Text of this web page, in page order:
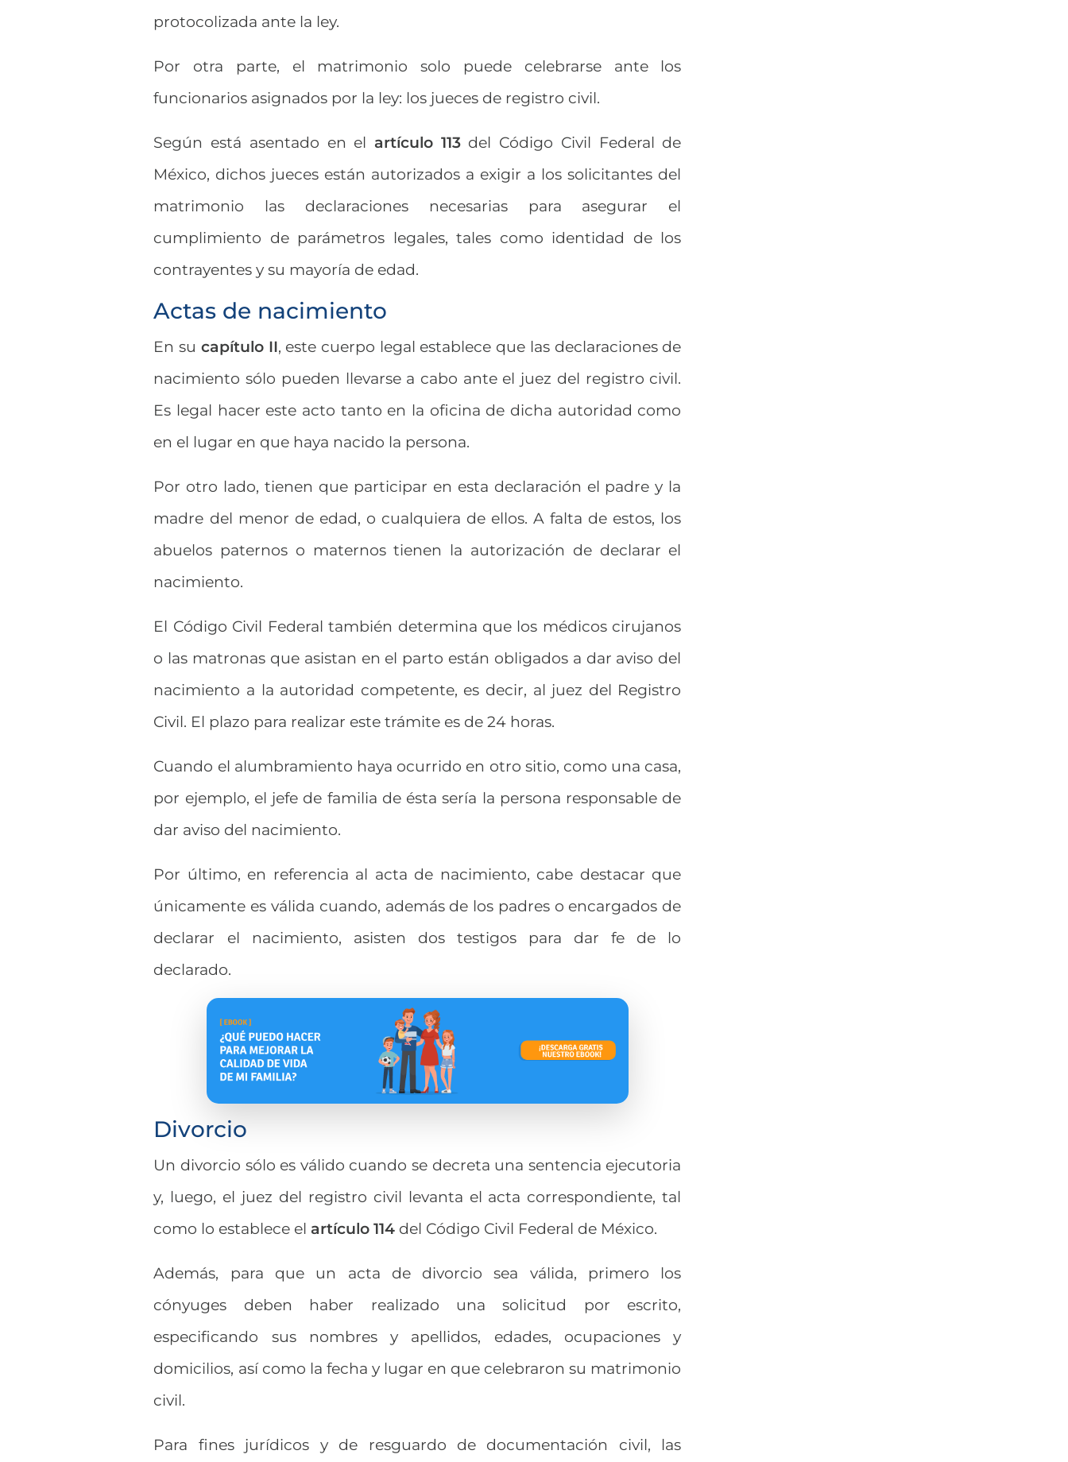
protocolizada ante la ley.
Por otra parte, el matrimonio solo puede celebrarse ante los
funcionarios asignados por la ley: los jueces de registro civil.
Según está asentado en el artículo 113del Código Civil Federal de
México, dichos jueces están autorizados a exigir a los solicitantes del
matrimonio las declaraciones necesarias para asegurar el
cumplimiento de parámetros legales, tales como identidad de los
contrayentes y su mayoría de edad.
Actas de nacimiento
En su capítulo II, este cuerpo legal establece que las declaraciones de
nacimiento sólo pueden llevarse a cabo ante el juez del registro civil.
Es legal hacer este acto tanto en la oficina de dicha autoridad como
en el lugar en que haya nacido la persona.
Por otro lado, tienen que participar en esta declaración el padre y la
madre del menor de edad, o cualquiera de ellos. A falta de estos, los
abuelos paternos o maternos tienen la autorización de declarar el
nacimiento.
El Código Civil Federal también determina que los médicos cirujanos
o las matronas que asistan en el parto están obligados a dar aviso del
nacimiento a la autoridad competente, es decir, al juez del Registro
Civil. El plazo para realizar este trámite es de 24 horas.
Cuando el alumbramiento haya ocurrido en otro sitio, como una casa,
por ejemplo, el jefe de familia de ésta sería la persona responsable de
dar aviso del nacimiento.
Por último, en referencia al acta de nacimiento, cabe destacar que
únicamente es válida cuando, además de los padres o encargados de
declarar el nacimiento, asisten dos testigos para dar fe de lo
declarado.
Divorcio
Un divorcio sólo es válido cuando se decreta una sentencia ejecutoria
y, luego, el juez del registro civil levanta el acta correspondiente, tal
como lo establece el artículo 114 del Código Civil Federal de México.
Además, para que un acta de divorcio sea válida, primero los
cónyuges deben haber realizado una solicitud por escrito,
especificando sus nombres y apellidos, edades, ocupaciones y
domicilios, así como la fecha y lugar en que celebraron su matrimonio
civil.
Para fines jurídicos y de resguardo de documentación civil, las